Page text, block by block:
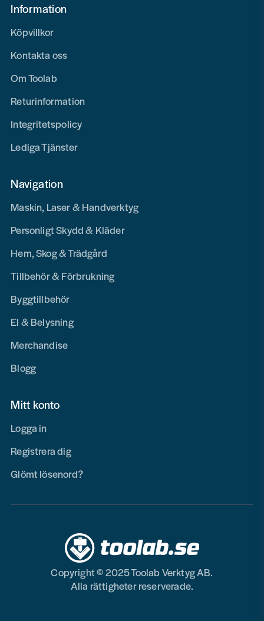
Information
Köpvillkor
Kontakta oss
Om Toolab
Returinformation
Integritetspolicy
Lediga Tjänster
Navigation
Maskin, Laser & Handverktyg
Personligt Skydd & Kläder
Hem, Skog & Trädgård
Tillbehör & Förbrukning
Byggtillbehör
El & Belysning
Merchandise
Blogg
Mitt konto
Logga in
Registrera dig
Glömt lösenord?
Copyright © 2025 Toolab Verktyg AB.
Alla rättigheter reserverade.